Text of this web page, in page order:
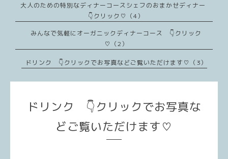
大人のための特別なディナーコースシェフのおまかせディナー
👇クリック♡（4）
みんなで気軽にオーガニックディナーコース 👇クリック
♡（2）
ドリンク 👇クリックでお写真などご覧いただけます♡（3）
ドリンク 👇クリックでお写真な
どご覧いただけます♡